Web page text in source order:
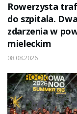
Rowerzysta
do szpitala. Dwa
zdarzenia w
mieleckim
08.08.2026